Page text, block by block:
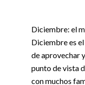
Diciembre: el
Diciembre es
de aprovechar
punto de vista
con muchos